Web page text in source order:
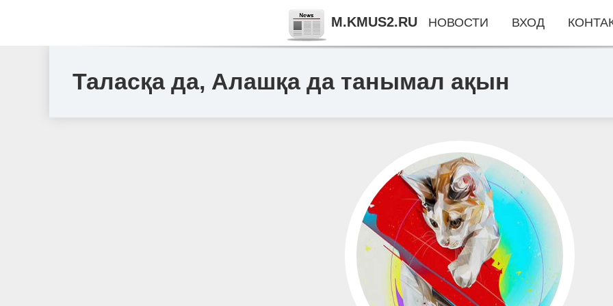
Таласқа да, Алашқа да танымал ақын
M.KMUS2.RU НОВОСТИ ВХОД